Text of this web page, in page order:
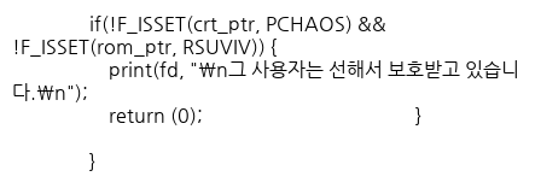
if(!F_ISSET(crt_ptr, PCHAOS) &&
!F_ISSET(rom_ptr, RSUVIV)) {
print(fd, "\n그 사용자는 선해서 보호받고 있습니
다.\n");
return (0); }
}